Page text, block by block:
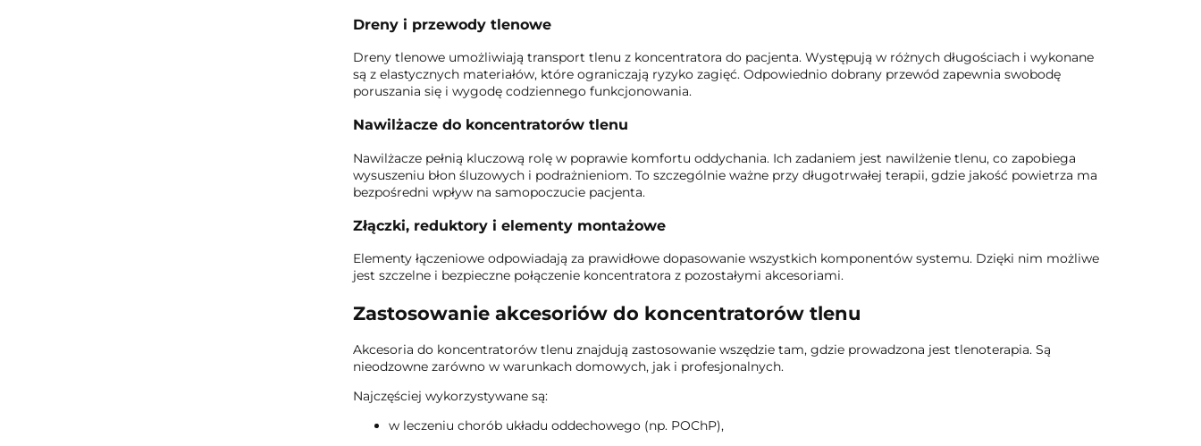
Dreny i przewody tlenowe
Dreny tlenowe umożliwiają transport tlenu z koncentratora do pacjenta. Występują w różnych długościach i wykonane
są z elastycznych materiałów, które ograniczają ryzyko zagięć. Odpowiednio dobrany przewód zapewnia swobodę
poruszania się i wygodę codziennego funkcjonowania.
Nawilżacze do koncentratorów tlenu
Nawilżacze pełnią kluczową rolę w poprawie komfortu oddychania. Ich zadaniem jest nawilżenie tlenu, co zapobiega
wysuszeniu błon śluzowych i podrażnieniom. To szczególnie ważne przy długotrwałej terapii, gdzie jakość powietrza ma
bezpośredni wpływ na samopoczucie pacjenta.
Złączki, reduktory i elementy montażowe
Elementy łączeniowe odpowiadają za prawidłowe dopasowanie wszystkich komponentów systemu. Dzięki nim możliwe
jest szczelne i bezpieczne połączenie koncentratora z pozostałymi akcesoriami.
Zastosowanie akcesoriów do koncentratorów tlenu
Akcesoria do koncentratorów tlenu znajdują zastosowanie wszędzie tam, gdzie prowadzona jest tlenoterapia. Są
nieodzowne zarówno w warunkach domowych, jak i profesjonalnych.
Najczęściej wykorzystywane są:
w leczeniu chorób układu oddechowego (np. POChP),